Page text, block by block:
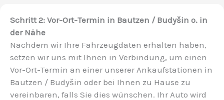
Schritt 2: Vor-Ort-Termin in Bautzen / Budyšin o. in
der Nähe
Nachdem wir Ihre Fahrzeugdaten erhalten haben,
setzen wir uns mit Ihnen in Verbindung, um einen
Vor-Ort-Termin an einer unserer Ankaufstationen in
Bautzen / Budyšin oder bei Ihnen zu Hause zu
vereinbaren, falls Sie dies wünschen. Ihr Auto wird